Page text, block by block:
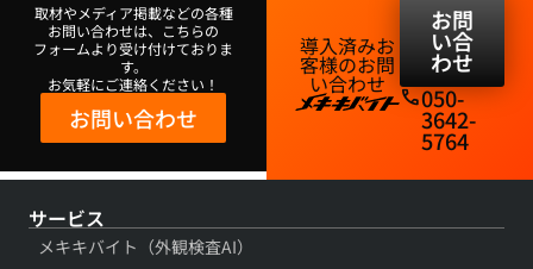
取材やメディア掲載などの各種
お問い合わせは、こちらの
フォームより受け付けておりま
す。
お気軽にご連絡ください！
お問い合わせ
導入済みお
客様のお問
い合わせ​
お問
い合
わせ
phone050-
3642-
5764​
サービス
メキキバイト（外観検査AI）